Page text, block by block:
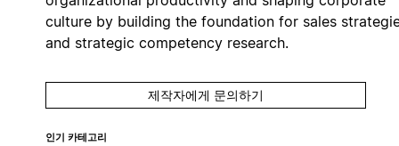
culture by building the foundation for sales
and strategic competency research.
제작자에게 문의하기
인기 카테고리